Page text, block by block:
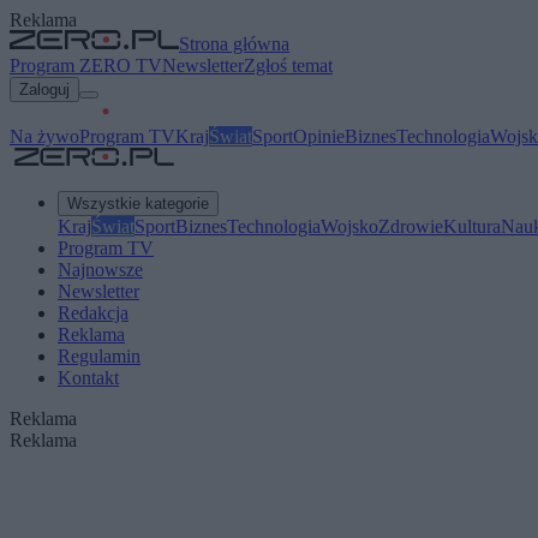
Reklama
Strona główna
Program ZERO TVNewsletterZgłoś temat
Zaloguj
Na żywoProgram TVKrajŚwiatSportOpinieBiznesTechnologia
Wszystkie kategorie
KrajŚwiatSportBiznesTechnologiaWojskoZdrowieKultura
Program TV
Najnowsze
Newsletter
Redakcja
Reklama
Regulamin
Kontakt
Reklama
Reklama